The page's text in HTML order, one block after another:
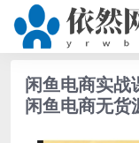
闲鱼电商实战
闲鱼电商无货